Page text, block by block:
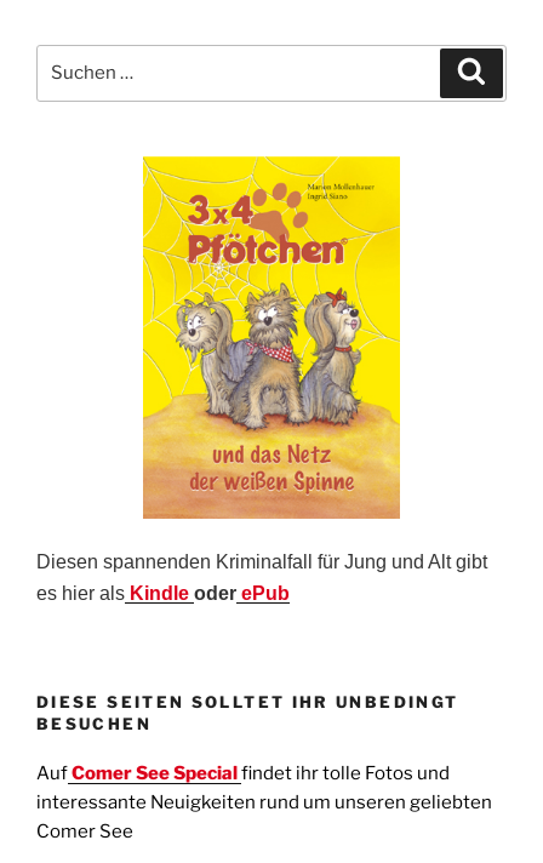
nach:
Diesen spannenden Kriminalfall für Jung und Alt gibt
es hier als Kindle oder ePub
DIESE SEITEN SOLLTET IHR UNBEDINGT
BESUCHEN
AufComer See Specialfindet ihr tolle Fotos und
interessante Neuigkeiten rund um unseren geliebten
Comer See